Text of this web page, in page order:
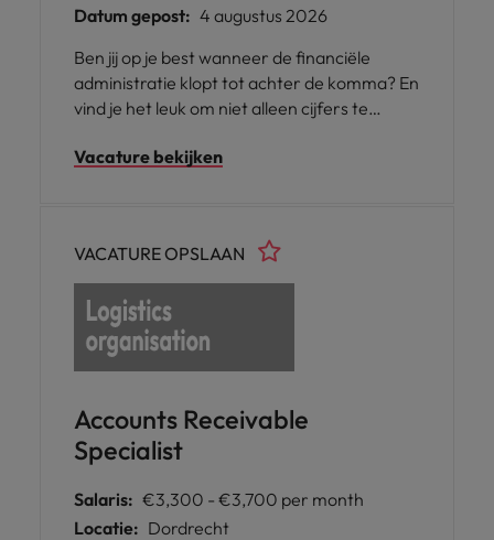
Datum gepost: 4 augustus 2026
Ben jij op je best wanneer de financiële
administratie klopt tot achter de komma? En
vind je het leuk om niet alleen cijfers te
slimmere processen? Voor een
betrouwbare administratie en een
belangrijke bijdrage levert aan afsluitingen,
rapportages en procesverbeteringen.
Nieuwsgierig naar jouw rol en wat je kunt
verwachten? Lees dan snel verder.
Vacature bekijken
Accounts Receivable
Specialist
VACATURE OPSLAAN
Salaris: €3,300 - €3,700 per month
Locatie: Dordrecht